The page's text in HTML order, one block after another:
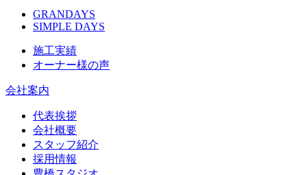
GRANDAYS
SIMPLE DAYS
施工実績
オーナー様の声
会社案内
代表挨拶
会社概要
スタッフ紹介
採用情報